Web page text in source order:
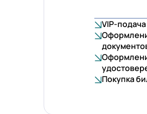
VIP-
Покупка